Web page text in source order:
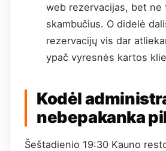
web rezervacijas, bet ne
skambučius. O didelė
rezervacijų vis dar
ypač vyresnės kartos
Kodėl
nebepakanka
Šeštadienio 19:30 Kauno